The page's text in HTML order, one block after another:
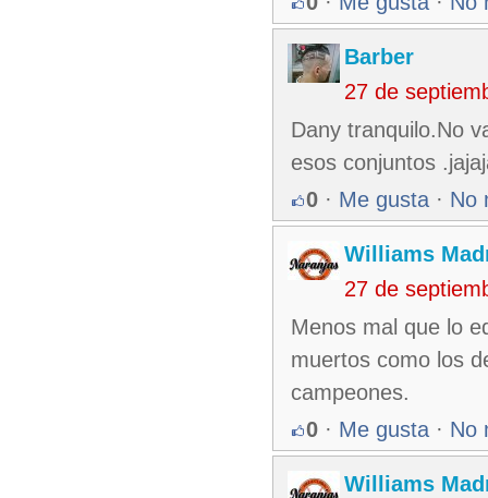
Barber
27 de
Dany tranquilo.No
esos conjuntos
0 · Me gusta · No
Williams
27 de
Menos mal que lo
muertos como los
campeones.
0 · Me gusta · No
Williams